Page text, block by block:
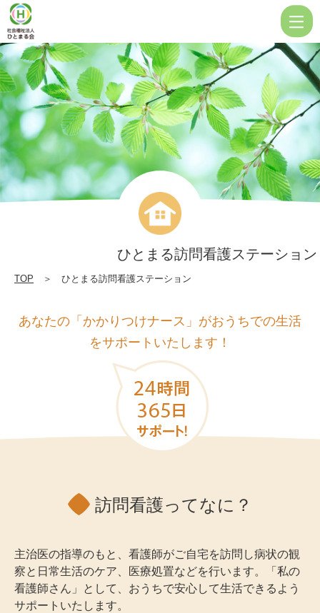
と
ま
る
訪
問
看
護
ス
ー
シ
ョ
ン
|
社
会
福
祉
ひ
と
る
会
ひとまる訪問看護ステーション
TOP ＞ ひとまる訪問看護ステーション
あなたの「かかりつけナース」がおうちでの生活
をサポートいたします！
訪問看護ってなに？
主治医の指導のもと、看護師がご自宅を訪問し病状の観
察と日常生活のケア、医療処置などを行います。「私の
看護師さん」として、おうちで安心して生活できるよう
サポートいたします。